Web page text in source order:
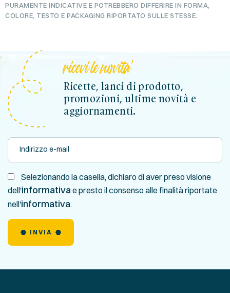
PURAMENTE INDICATIVE E POTREBBERO DIFFERIRE IN FORMA,
COLORE, TESTO E PACKAGING RIPORTATO SULLE STESSE.
ricevi le novita'
Ricette, lanci di prodotto,
promozioni, ultime novità e
aggiornamenti.
Selezionando la casella, dichiaro di aver preso visione
dell'informativae presto il consenso alle finalità riportate
nell'informativa.
INVIA